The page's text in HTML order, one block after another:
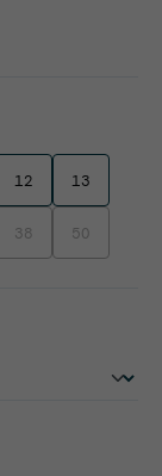
12 13
unavailable.)
is currently
38(This option is
50(This option